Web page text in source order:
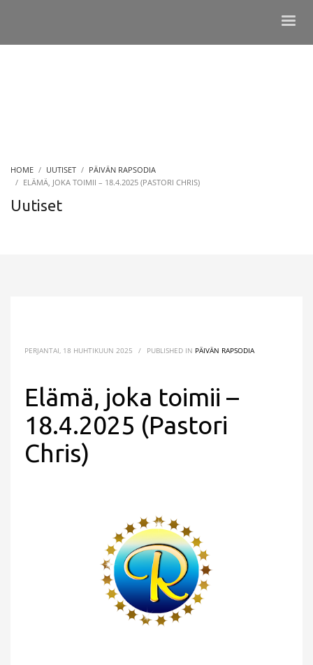
HOME UUTISET
PÄIVÄN RAPSODIA
ELÄMÄ, JOKA TOIMII – 18.4.2025 (PASTORI CHRIS)
Uutiset
PERJANTAI, 18 HUHTIKUUN 2025 / PUBLISHED IN PÄIVÄN RAPSODIA
Elämä, joka toimii –
18.4.2025 (Pastori
Chris)